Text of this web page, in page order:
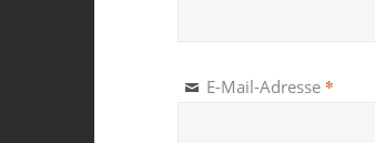
E-Mail-Adresse *